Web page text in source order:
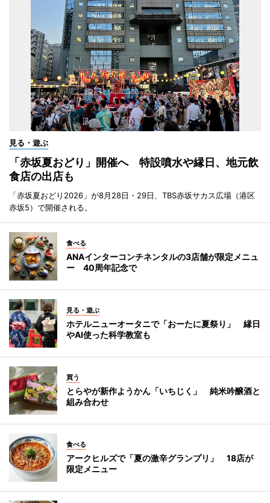
見る・遊ぶ
「赤坂夏おどり」開催へ 特設噴水や縁日、地元飲
食店の出店も
「赤坂夏おどり2026」が8月28日・29日、TBS赤坂サカス広場（港区
赤坂5）で開催される。
食べる
ANAインターコンチネンタルの3店舗が限定メニュ
ー 40周年記念で
見る・遊ぶ
ホテルニューオータニで「おーたに夏祭り」 縁日
やAI使った科学教室も
買う
とらやが新作ようかん「いちじく」 純米吟醸酒と
組み合わせ
食べる
アークヒルズで「夏の激辛グランプリ」 18店が
限定メニュー